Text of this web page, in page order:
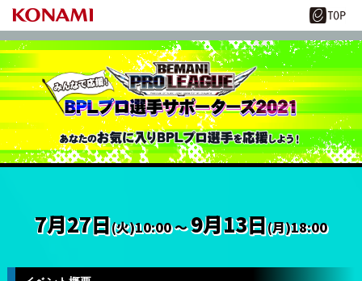
7月27日(火)10:00 ～9月13日(月)18:00